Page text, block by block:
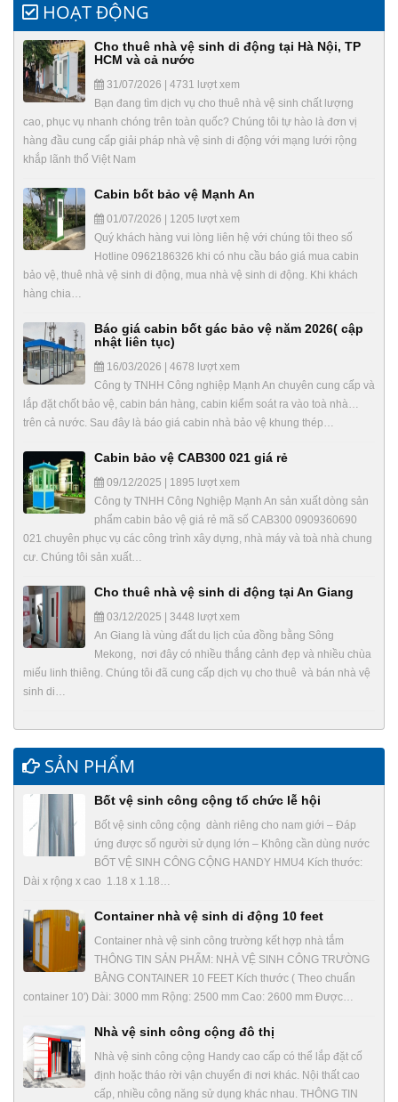
HOẠT ĐỘNG
Cho thuê nhà vệ sinh di động tại Hà Nội, TP
HCM và cả nước
31/07/2026 | 4731 lượt xem
Bạn đang tìm dịch vụ cho thuê nhà vệ sinh chất lượng
cao, phục vụ nhanh chóng trên toàn quốc? Chúng tôi tự hào là đơn vị
hàng đầu cung cấp giải pháp nhà vệ sinh di động với mạng lưới rộng
khắp lãnh thổ Việt Nam
Cabin bốt bảo vệ Mạnh An
01/07/2026 | 1205 lượt xem
Quý khách hàng vui lòng liên hệ với chúng tôi theo số
Hotline 0962186326 khi có nhu cầu báo giá mua cabin
bảo vệ, thuê nhà vệ sinh di động, mua nhà vệ sinh di động. Khi khách
hàng chia…
Báo giá cabin bốt gác bảo vệ năm 2026( cập
nhật liên tục)
16/03/2026 | 4678 lượt xem
Công ty TNHH Công nghiệp Mạnh An chuyên cung cấp và
lắp đặt chốt bảo vệ, cabin bán hàng, cabin kiểm soát ra vào toà nhà…
trên cả nước. Sau đây là báo giá cabin nhà bảo vệ khung thép…
Cabin bảo vệ CAB300 021 giá rẻ
09/12/2025 | 1895 lượt xem
Công ty TNHH Công Nghiệp Mạnh An sản xuất dòng sản
phẩm cabin bảo vệ giá rẻ mã số CAB300 0909360690
021 chuyên phục vụ các công trình xây dựng, nhà máy và toà nhà chung
cư. Chúng tôi sản xuất…
Cho thuê nhà vệ sinh di động tại An Giang
03/12/2025 | 3448 lượt xem
An Giang là vùng đất du lịch của đồng bằng Sông
Mekong, nơi đây có nhiều thắng cảnh đẹp và nhiều chùa
miếu linh thiêng. Chúng tôi đã cung cấp dịch vụ cho thuê và bán nhà vệ
sinh di…
SẢN PHẨM
Bốt vệ sinh công cộng tổ chức lễ hội
Bốt vệ sinh công cộng dành riêng cho nam giới – Đáp
ứng được số người sử dụng lớn – Không cần dùng nước
BỐT VỆ SINH CÔNG CỘNG HANDY HMU4 Kích thước:
Dài x rộng x cao 1.18 x 1.18…
Container nhà vệ sinh di động 10 feet
Container nhà vệ sinh công trường kết hợp nhà tắm
THÔNG TIN SẢN PHẨM: NHÀ VỆ SINH CÔNG TRƯỜNG
BẰNG CONTAINER 10 FEET Kích thước ( Theo chuẩn
container 10′) Dài: 3000 mm Rộng: 2500 mm Cao: 2600 mm Được…
Nhà vệ sinh công cộng đô thị
Nhà vệ sinh công cộng Handy cao cấp có thể lắp đặt cố
định hoặc tháo rời vận chuyển đi nơi khác. Nội thất cao
cấp, nhiều công năng sử dụng khác nhau. THÔNG TIN